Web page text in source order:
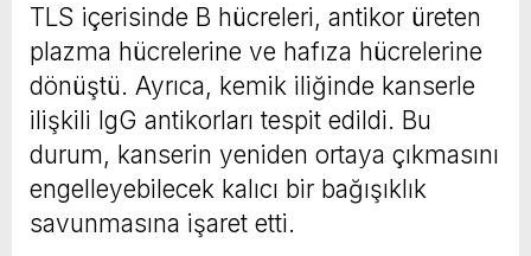
TLS içerisinde B hücreleri, antikor üreten
plazma hücrelerine ve hafıza hücrelerine
dönüştü. Ayrıca, kemik iliğinde kanserle
ilişkili IgG antikorları tespit edildi. Bu
durum, kanserin yeniden ortaya çıkmasını
engelleyebilecek kalıcı bir bağışıklık
savunmasına işaret etti.